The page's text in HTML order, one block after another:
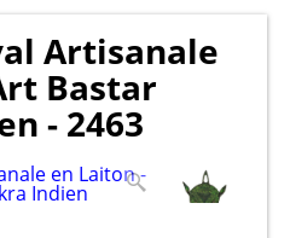
Artisanale
Bastar
- 2463